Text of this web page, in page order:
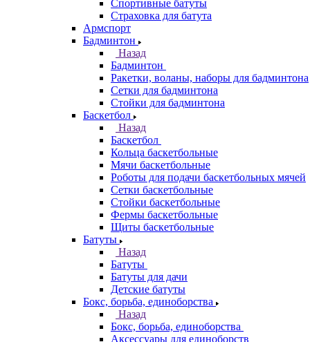
Спортивные батуты
Страховка для батута
Армспорт
Бадминтон
Назад
Бадминтон
Ракетки, воланы, наборы для бадминтона
Сетки для бадминтона
Стойки для бадминтона
Баскетбол
Назад
Баскетбол
Кольца баскетбольные
Мячи баскетбольные
Роботы для подачи баскетбольных мячей
Сетки баскетбольные
Стойки баскетбольные
Фермы баскетбольные
Щиты баскетбольные
Батуты
Назад
Батуты
Батуты для дачи
Детские батуты
Бокс, борьба, единоборства
Назад
Бокс, борьба, единоборства
Аксессуары для единоборств